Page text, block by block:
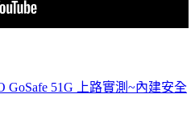
GoSafe 51G 上路實測~內建安全